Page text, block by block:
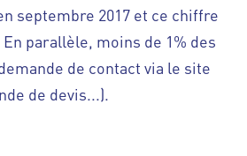
septembre 2017 et ce chiffre
parallèle, moins de 1% des
de contact via le site
de devis...).